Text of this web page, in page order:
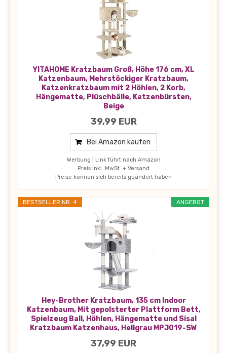
YITAHOME Kratzbaum Groß, Höhe 176 cm, XL
Katzenbaum, Mehrstöckiger Kratzbaum,
Katzenkratzbaum mit 2 Höhlen, 2 Korb,
Hängematte, Plüschbälle, Katzenbürsten,
Beige
39,99 EUR
Bei Amazon kaufen
Werbung | Link führt nach Amazon
Preis inkl. MwSt. + Versand
Preise können sich bereits geändert haben
ANGEBOT
BESTSELLER NR. 4
Hey-Brother Kratzbaum, 135 cm Indoor
Katzenbaum, Mit gepolsterter Plattform Bett,
Spielzeug Ball, Höhlen, Hängematte und Sisal
Kratzbaum Katzenhaus, Hellgrau MPJ019-SW
37,99 EUR